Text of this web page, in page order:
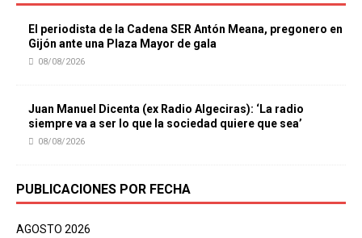
El periodista de la Cadena SER Antón Meana, pregonero en
Gijón ante una Plaza Mayor de gala
08/08/2026
Juan Manuel Dicenta (ex Radio Algeciras): ‘La radio
siempre va a ser lo que la sociedad quiere que sea’
08/08/2026
PUBLICACIONES POR FECHA
AGOSTO 2026